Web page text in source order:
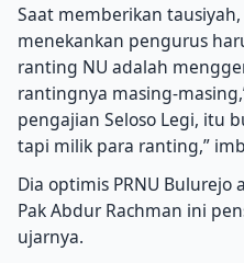
Saat memberikan
menekankan pengurus
ranting NU adalah
rantingnya masing-
pengajian Seloso Legi, itu
tapi milik para ranting,”
Dia optimis PRNU Bulurejo
Pak Abdur Rachman ini
ujarnya.